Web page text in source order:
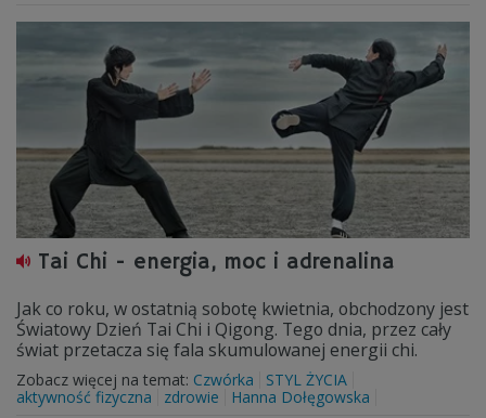
Tai Chi - energia, moc i adrenalina
Jak co roku, w ostatnią sobotę kwietnia, obchodzony jest
Światowy Dzień Tai Chi i Qigong. Tego dnia, przez cały
świat przetacza się fala skumulowanej energii chi.
Zobacz więcej na temat: Czwórka
STYL ŻYCIA
aktywność fizyczna
zdrowie Hanna Dołęgowska